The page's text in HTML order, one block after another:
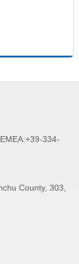
334-
County, 303,